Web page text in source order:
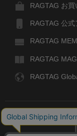
RAGTAG お買
RAGTAG 公式
RAGTAG
RAGTAG
RAGTAG